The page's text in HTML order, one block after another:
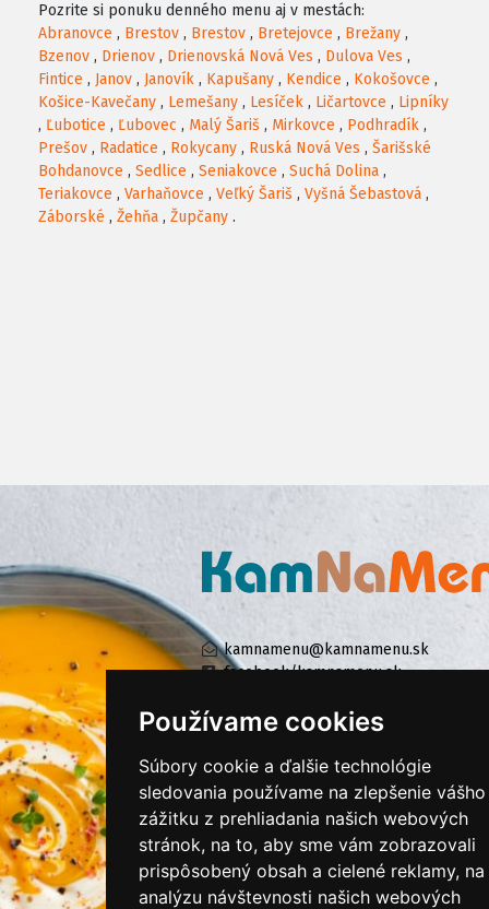
Používame cookies
Súbory cookie a ďalšie technológie
sledovania používame na zlepšenie vášho
zážitku z prehliadania našich webových
stránok, na to, aby sme vám zobrazovali
prispôsobený obsah a cielené reklamy, na
analýzu návštevnosti našich webových
Pozrite si ponuku denného menu aj v mestách:
Abranovce , Brestov , Brestov , Bretejovce , Brežany ,
Bzenov , Drienov , Drienovská Nová Ves , Dulova Ves ,
Fintice , Janov , Janovík , Kapušany , Kendice , Kokošovce ,
Košice-Kavečany , Lemešany , Lesíček , Ličartovce , Lipníky
, Ľubotice , Ľubovec , Malý Šariš , Mirkovce , Podhradík ,
Prešov , Radatice , Rokycany , Ruská Nová Ves , Šarišské
Bohdanovce , Sedlice , Seniakovce , Suchá Dolina ,
Teriakovce , Varhaňovce , Veľký Šariš , Vyšná Šebastová ,
Záborské , Žehňa , Župčany .
kamnamenu@kamnamenu.sk
facebook/kamnamenu.sk
KONTAKTUJTE NÁS
PRIHLÁSIŤ SA DO ZÁKAZNÍCKEJ ZÓNY